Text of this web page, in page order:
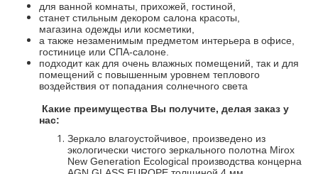
для ванной комнаты, прихожей, гостиной,
станет стильным декором салона красоты,
магазина одежды или косметики,
а также незаменимым предметом интерьера в офисе,
гостинице или СПА-салоне.
подходит как для очень влажных помещений, так и для
помещений с повышенным уровнем теплового
воздействия от попадания солнечного света
Какие преимущества Вы получите, делая заказ у
нас:
Зеркало влагоустойчивое, произведено из
экологически чистого зеркального полотна Mirox
New Generation Ecological производства концерна